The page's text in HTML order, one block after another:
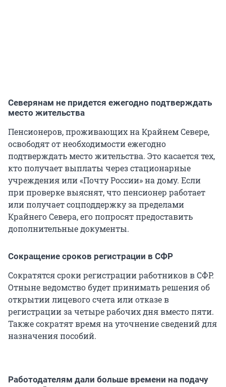
Северянам не придется ежегодно подтверждать
место жительства
Пенсионеров, проживающих на Крайнем Севере,
освободят от необходимости ежегодно
подтверждать место жительства. Это касается тех,
кто получает выплаты через стационарные
учреждения или «Почту России» на дому. Если
при проверке выяснят, что пенсионер работает
или получает соцподдержку за пределами
Крайнего Севера, его попросят предоставить
дополнительные документы.
Сокращение сроков регистрации в СФР
Сократятся сроки регистрации работников в СФР.
Отныне ведомство будет принимать решения об
открытии лицевого счета или отказе в
регистрации за четыре рабочих дня вместо пяти.
Также сократят время на уточнение сведений для
назначения пособий.
Работодателям дали больше времени на подачу